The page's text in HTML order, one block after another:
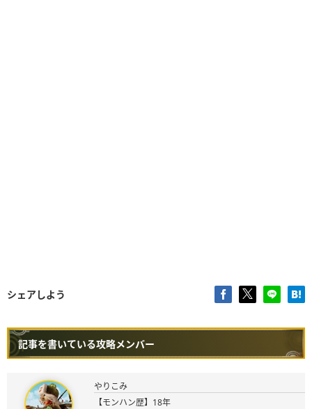
シェアしよう
記事を書いている攻略メンバー
やりこみ
【モンハン歴】18年